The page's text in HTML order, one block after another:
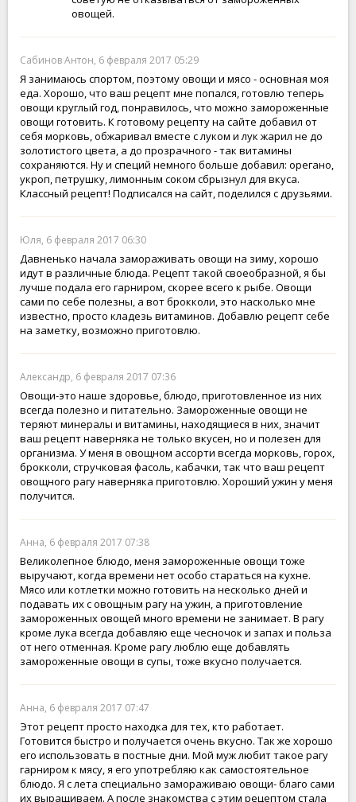
овощей.
Сабинов Антон, 6 февраля 2017 05:29
Я занимаюсь спортом, поэтому овощи и мясо - основная моя
еда. Хорошо, что ваш рецепт мне попался, готовлю теперь
овощи круглый год, понравилось, что можно замороженные
овощи готовить. К готовому рецепту на сайте добавил от
себя морковь, обжаривал вместе с луком и лук жарил не до
золотистого цвета, а до прозрачного - так витамины
сохраняются. Ну и специй немного больше добавил: орегано,
укроп, петрушку, лимонным соком сбрызнул для вкуса.
Классный рецепт! Подписался на сайт, поделился с друзьями.
Юля, 6 февраля 2017 06:30
Давненько начала замораживать овощи на зиму, хорошо
идут в различные блюда. Рецепт такой своеобразной, я бы
лучше подала его гарниром, скорее всего к рыбе. Овощи
сами по себе полезны, а вот брокколи, это насколько мне
известно, просто кладезь витаминов. Добавлю рецепт себе
на заметку, возможно приготовлю.
Александр, 6 февраля 2017 07:36
Овощи-это наше здоровье, блюдо, приготовленное из них
всегда полезно и питательно. Замороженные овощи не
теряют минералы и витамины, находящиеся в них, значит
ваш рецепт наверняка не только вкусен, но и полезен для
организма. У меня в овощном ассорти всегда морковь, горох,
брокколи, стручковая фасоль, кабачки, так что ваш рецепт
овощного рагу наверняка приготовлю. Хороший ужин у меня
получится.
Анна, 6 февраля 2017 07:38
Великолепное блюдо, меня замороженные овощи тоже
выручают, когда времени нет особо стараться на кухне.
Мясо или котлетки можно готовить на несколько дней и
подавать их с овощным рагу на ужин, а приготовление
замороженных овощей много времени не занимает. В рагу
кроме лука всегда добавляю еще чесночок и запах и польза
от него отменная. Кроме рагу люблю еще добавлять
замороженные овощи в супы, тоже вкусно получается.
Анна, 6 февраля 2017 07:47
Этот рецепт просто находка для тех, кто работает.
Готовится быстро и получается очень вкусно. Так же хорошо
его использовать в постные дни. Мой муж любит такое рагу
гарниром к мясу, я его употребляю как самостоятельное
блюдо. Я с лета специально замораживаю овощи- благо сами
их выращиваем. А после знакомства с этим рецептом стала